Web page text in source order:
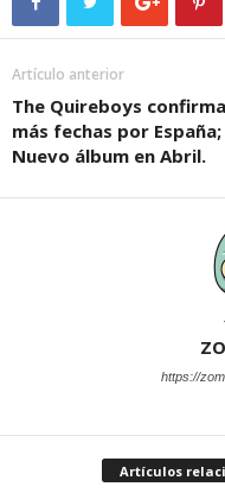
Artículo anterior
The Quireboys
más fechas por España;
Nuevo álbum en Abril.
https://
Artículos